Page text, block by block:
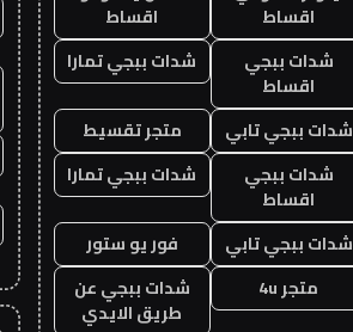
اقساط
اقساط
شدات ببجي
اقساط
شدات ببجي تمارا
شدات ببجي تابي
متجر تقسيط
شدات ببجي
اقساط
شدات ببجي تمارا
شدات ببجي تابي
فور يو ستور
متجر 4u
شدات ببجي عن
طريق الايدي